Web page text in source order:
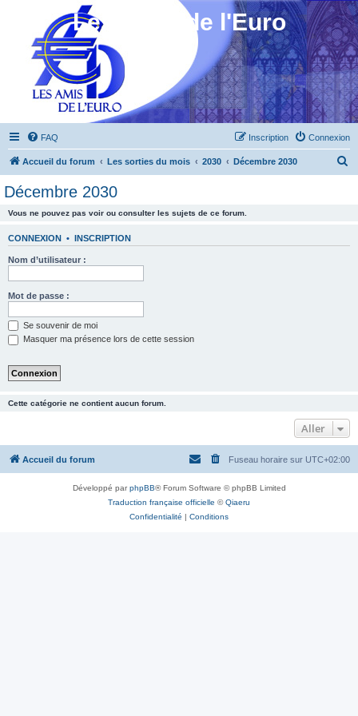
Les Amis de l'Euro
FAQ Connexion
Inscription
Accueil du forum Les sorties du mois 2030 Décembre 2030
Décembre 2030
Vous ne pouvez pas voir ou consulter les sujets de ce forum.
CONNEXION • INSCRIPTION
Nom d’utilisateur :
Mot de passe :
Se souvenir de moi
Masquer ma présence lors de cette session
Cette catégorie ne contient aucun forum.
Aller
Accueil du forum Fuseau horaire sur UTC+02:00
Développé parphpBB® Forum Software © phpBB Limited
Traduction française officielle ©Qiaeru
Confidentialité | Conditions